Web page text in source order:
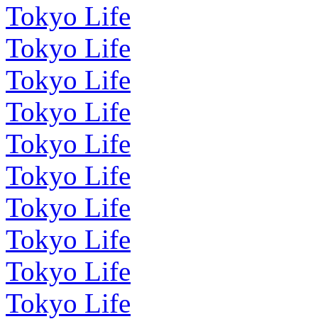
Tokyo Life
Tokyo Life
Tokyo Life
Tokyo Life
Tokyo Life
Tokyo Life
Tokyo Life
Tokyo Life
Tokyo Life
Tokyo Life